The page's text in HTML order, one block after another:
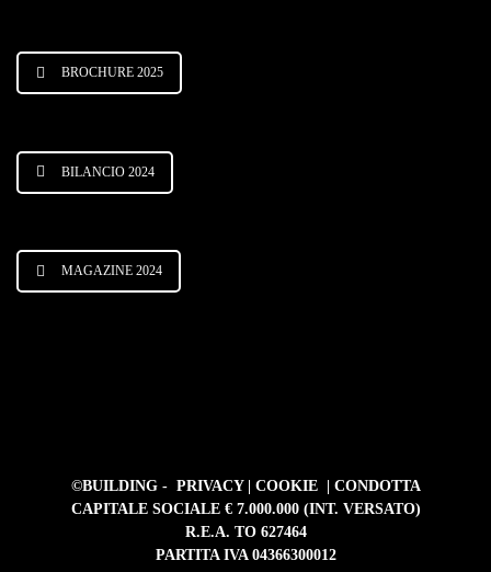
BROCHURE 2025
BILANCIO 2024
MAGAZINE 2024
©BUILDING - PRIVACY | COOKIE | CONDOTTA
CAPITALE SOCIALE € 7.000.000 (INT. VERSATO)
R.E.A. TO 627464
PARTITA IVA 04366300012